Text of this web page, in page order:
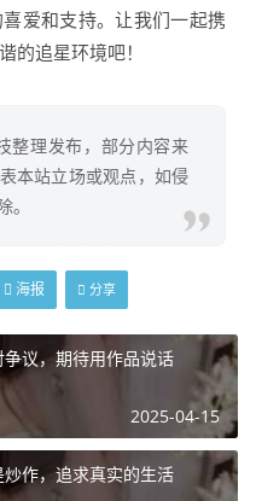
爱和支持。让我们一起携
的追星环境吧！
整理发布，部分内容来
本站立场或观点，如侵
海报 分享
议，期待用作品说话
2025-04-15
作，追求真实的生活